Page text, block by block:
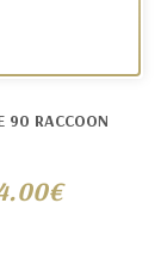
90 RACCOON